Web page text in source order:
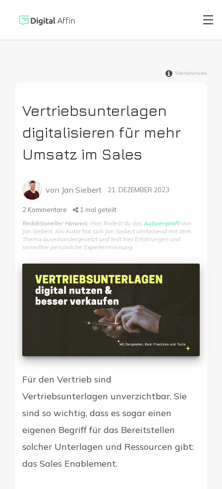
SOFTWARE-BLOG
Digitaler
Werbehinweis
Vertriebsunterlagen
digitalisieren für mehr
Umsatz im Sales
von Jan Siebert 21. DEZEMBER 2023
2 Kommentare 1 mal geteilt
Redaktioneller Hinweis: Hier findest du das Autorenprofil von
Jan Siebert. Als Autor hat sich Jan Siebert umfassend mit dem
Thema auseinandergesetzt und teilt hier Erfahrungen und
seine/ihre persönliche Expertenmeinung.
Für den Vertrieb sind
Vertriebsunterlagen unverzichtbar. Sie
sind so wichtig, dass es sogar einen
eigenen Begriff für das Bereitstellen
solcher Unterlagen und Ressourcen gibt:
das Sales Enablement.